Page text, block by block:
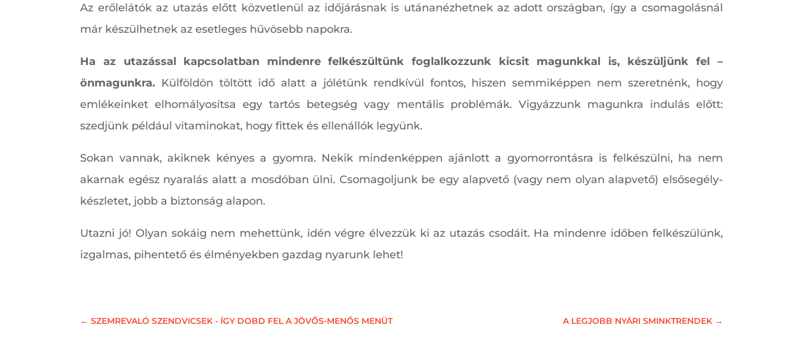
Az erőlelátók az utazás előtt közvetlenül az időjárásnak is utánanézhetnek az adott országban, így a csomagolásnál
már készülhetnek az esetleges hűvösebb napokra.
Ha az utazással kapcsolatban mindenre felkészültünk foglalkozzunk kicsit magunkkal is, készüljünk fel –
önmagunkra. Külföldön töltött idő alatt a jólétünk rendkívül fontos, hiszen semmiképpen nem szeretnénk, hogy
emlékeinket elhomályosítsa egy tartós betegség vagy mentális problémák. Vigyázzunk magunkra indulás előtt:
szedjünk például vitaminokat, hogy fittek és ellenállók legyünk.
Sokan vannak, akiknek kényes a gyomra. Nekik mindenképpen ajánlott a gyomorrontásra is felkészülni, ha nem
akarnak egész nyaralás alatt a mosdóban ülni. Csomagoljunk be egy alapvető (vagy nem olyan alapvető) elsősegély-
készletet, jobb a biztonság alapon.
Utazni jó! Olyan sokáig nem mehettünk, idén végre élvezzük ki az utazás csodáit. Ha mindenre időben felkészülünk,
izgalmas, pihentető és élményekben gazdag nyarunk lehet!
←SZEMREVALÓ SZENDVICSEK - ÍGY DOBD FEL A JÖVŐS-MENŐS MENÜT A LEGJOBB NYÁRI SMINKTRENDEK→